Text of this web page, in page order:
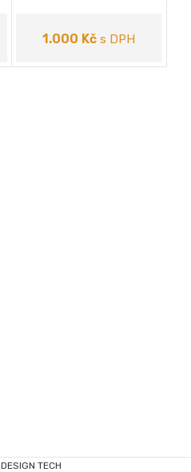
1.000 Kč s DPH
DESIGN TECH